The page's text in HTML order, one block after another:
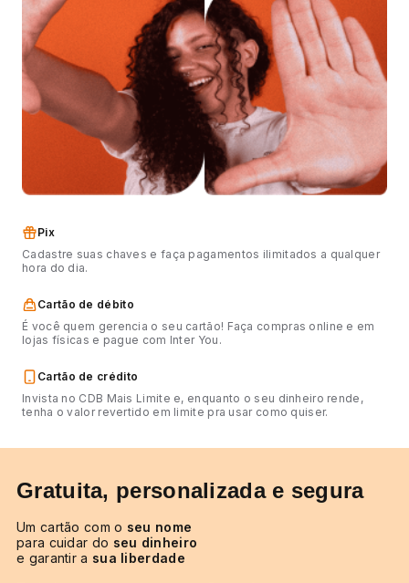
Pix
Cadastre suas chaves e faça pagamentos ilimitados a qualquer
hora do dia.
Cartão de débito
É você quem gerencia o seu cartão! Faça compras online e em
lojas físicas e pague com Inter You.
Cartão de crédito
Invista no CDB Mais Limite e, enquanto o seu dinheiro rende,
tenha o valor revertido em limite pra usar como quiser.
Gratuita, personalizada e segura
Um cartão com o seu nome
para cuidar do seu dinheiro
e garantir a sua liberdade